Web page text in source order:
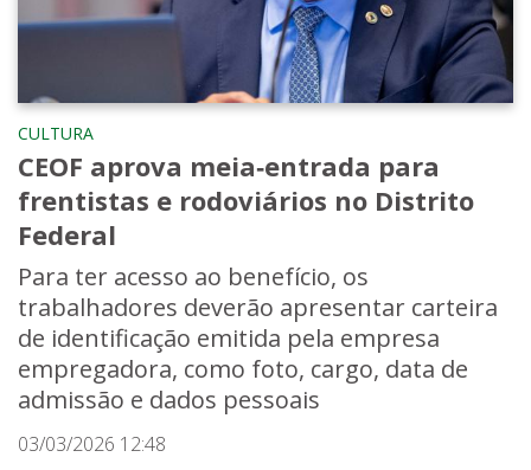
CULTURA
CEOF aprova meia‑entrada para
frentistas e rodoviários no Distrito
Federal
Para ter acesso ao benefício, os
trabalhadores deverão apresentar carteira
de identificação emitida pela empresa
empregadora, como foto, cargo, data de
admissão e dados pessoais
03/03/2026 12:48